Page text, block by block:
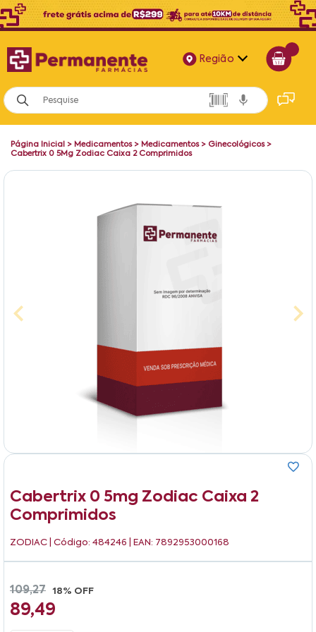
Região
Alagoas
Bahia
Página Inicial > Medicamentos> Medicamentos> Ginecológicos>
Cabertrix 0 5Mg Zodiac Caixa 2 Comprimidos
Cabertrix 0 5mg Zodiac Caixa 2
Comprimidos
ZODIAC | Código: 484246 | EAN: 7892953000168
109,27 18% OFF
89,49